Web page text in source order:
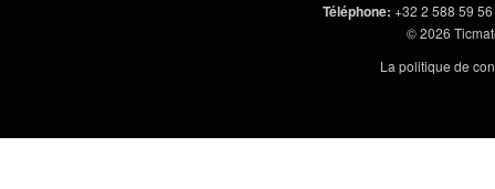
Téléphone: +32 2 588 59 56
© 2026
La politique de